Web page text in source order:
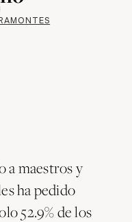
a maestros y
ha pedido
52.9% de los